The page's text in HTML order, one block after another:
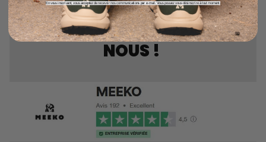
NOS CLIENTS PARLENT DE
NOUS !
En vous inscrivant, vous acceptez de recevoir nos communications par e-mail. Vous pouvez vous désinscrire à tout moment.